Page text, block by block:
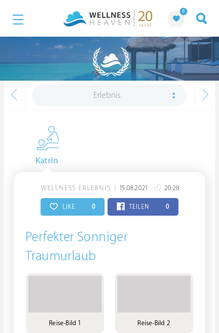
0
Erlebnis
Katrin
WELLNESS ERLEBNIS 15.08.2021 20:28
LIKE 0 TEILEN 0
Perfekter Sonniger
Traumurlaub
Reise-Bild 1 Reise-Bild 2